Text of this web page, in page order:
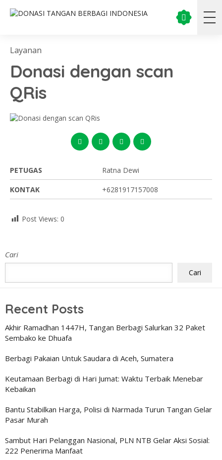
Layanan
Donasi dengan scan
QRis
PETUGAS Ratna Dewi
KONTAK +6281917157008
Post Views: 0
Cari
Cari
Recent Posts
Akhir Ramadhan 1447H, Tangan Berbagi Salurkan 32 Paket
Sembako ke Dhuafa
Berbagi Pakaian Untuk Saudara di Aceh, Sumatera
Keutamaan Berbagi di Hari Jumat: Waktu Terbaik Menebar
Kebaikan
Bantu Stabilkan Harga, Polisi di Narmada Turun Tangan Gelar
Pasar Murah
Sambut Hari Pelanggan Nasional, PLN NTB Gelar Aksi Sosial:
222 Penerima Manfaat